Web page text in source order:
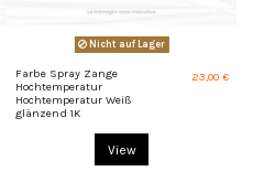
Nicht auf Lager
Farbe Spray Zange
Hochtemperatur
Hochtemperatur Weiß
glänzend 1K
23,00 €
View